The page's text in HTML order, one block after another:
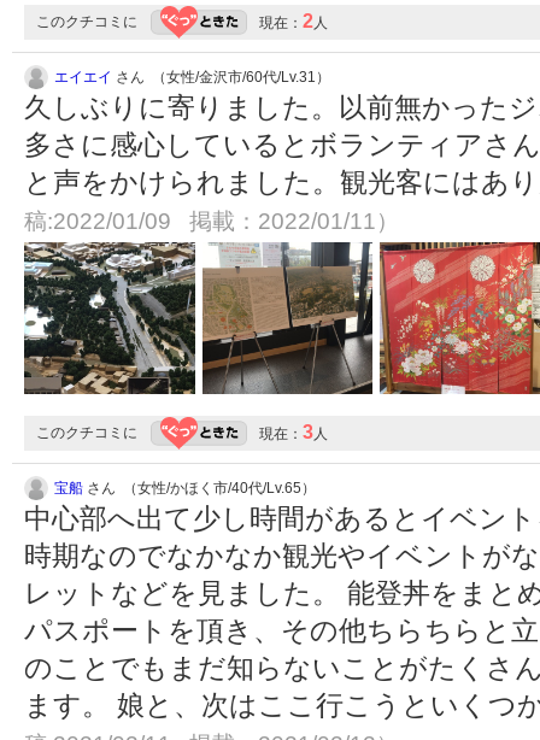
このクチコミに 現在： 2人
エイエイ さん （女性/金沢市/60代/Lv.31）
久しぶりに寄りました。以前無かった
多さに感心しているとボランティアさ
と声をかけられました。観光客にはあ
稿:2022/01/09 掲載：2022/01/11）
このクチコミに 現在： 3人
宝船 さん （女性/かほく市/40代/Lv.65）
中心部へ出て少し時間があるとイベン
時期なのでなかなか観光やイベントが
レットなどを見ました。 能登丼をまと
パスポートを頂き、その他ちらちらと
のことでもまだ知らないことがたくさ
ます。 娘と、次はここ行こうといくつ